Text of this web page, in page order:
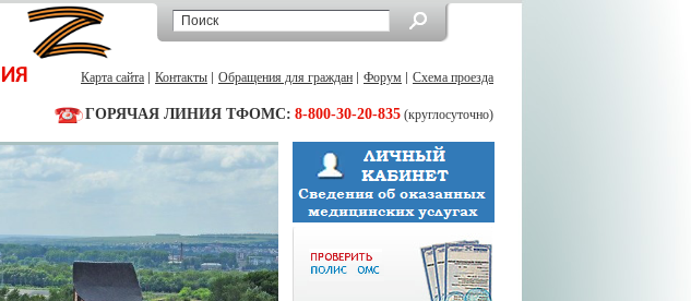
Карта сайта Контакты Обращения для граждан Форум Схема проезда
ГОРЯЧАЯ ЛИНИЯ ТФОМС: 8-800-30-20-835 (круглосуточно)